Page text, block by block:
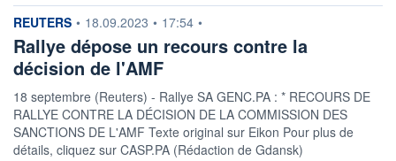
information fournie par
REUTERS • 18.09.2023 • 17:54 •
Rallye dépose un recours contre la
décision de l'AMF
18 septembre (Reuters) - Rallye SA GENC.PA : * RECOURS DE
RALLYE CONTRE LA DÉCISION DE LA COMMISSION DES
SANCTIONS DE L'AMF Texte original sur Eikon Pour plus de
détails, cliquez sur CASP.PA (Rédaction de Gdansk)